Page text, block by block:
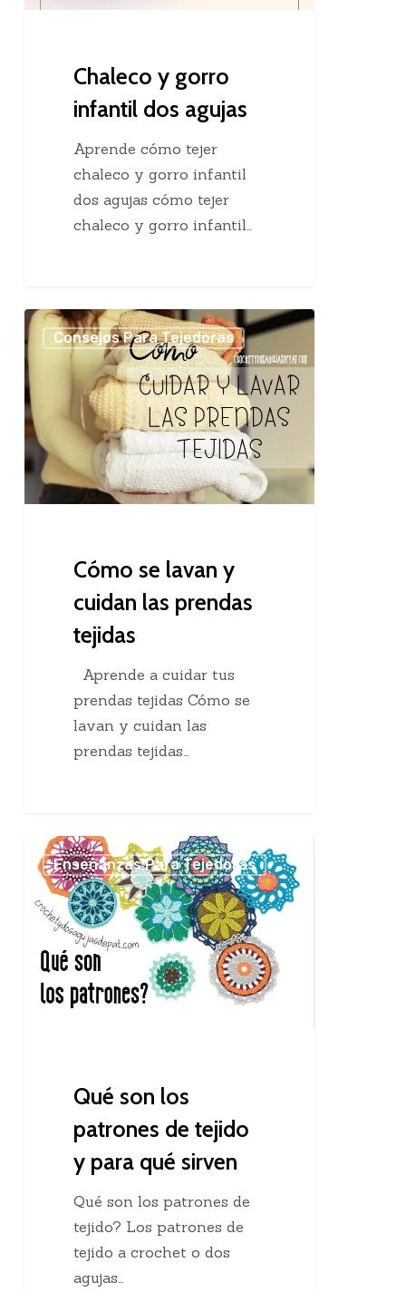
Chaleco y gorro
infantil dos agujas
Aprende cómo tejer
chaleco y gorro infantil
dos agujas cómo tejer
chaleco y gorro infantil…
Cómo
se
lavan
y
cuidan
las
prendas
tejidas
Consejos Para Tejedoras
Cómo se lavan y
cuidan las prendas
tejidas
Aprende a cuidar tus
prendas tejidas Cómo se
lavan y cuidan las
prendas tejidas…
Qué
son
los
patrones
tejido
Enseñanzas Para Tejedoras
Qué son los
patrones de tejido
y para qué sirven
Qué son los patrones de
tejido? Los patrones de
tejido a crochet o dos
agujas…